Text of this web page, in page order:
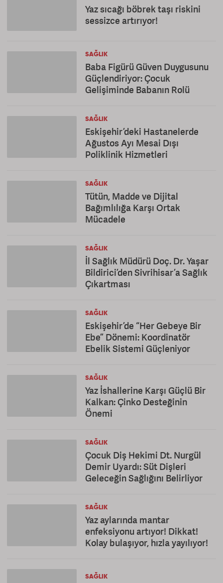
Yaz sıcağı böbrek taşı riskini
sessizce artırıyor!
SAĞLIK
Baba Figürü Güven Duygusunu
Güçlendiriyor: Çocuk
Gelişiminde Babanın Rolü
SAĞLIK
Eskişehir’deki Hastanelerde
Ağustos Ayı Mesai Dışı
Poliklinik Hizmetleri
SAĞLIK
Tütün, Madde ve Dijital
Bağımlılığa Karşı Ortak
Mücadele
SAĞLIK
İl Sağlık Müdürü Doç. Dr. Yaşar
Bildirici’den Sivrihisar’a Sağlık
Çıkartması
SAĞLIK
Eskişehir’de “Her Gebeye Bir
Ebe” Dönemi: Koordinatör
Ebelik Sistemi Güçleniyor
SAĞLIK
Yaz İshallerine Karşı Güçlü Bir
Kalkan: Çinko Desteğinin
Önemi
SAĞLIK
Çocuk Diş Hekimi Dt. Nurgül
Demir Uyardı: Süt Dişleri
Geleceğin Sağlığını Belirliyor
SAĞLIK
Yaz aylarında mantar
enfeksiyonu artıyor! Dikkat!
Kolay bulaşıyor, hızla yayılıyor!
SAĞLIK